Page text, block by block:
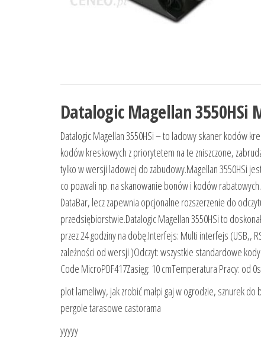
Datalogic Magellan 3550HSi
Datalogic Magellan 3550HSi – to ladowy skaner kodów
kodów kreskowych z priorytetem na te zniszczone,
tylko w wersji ladowej do zabudowy.Magellan 3550HSi
co pozwali np. na skanowanie bonów i kodów
DataBar, lecz zapewnia opcjonalne rozszerzenie do
przedsiębiorstwie.Datalogic Magellan 3550HSi to
przez 24 godziny na dobę.Interfejs: Multi interfejs (USB,,
zależności od wersji )Odczyt: wszystkie standardowe kody
Code MicroPDF417Zasięg: 10 cmTemperatura Pracy: od
plot lameliwy, jak zrobić małpi gaj w ogrodzie, sznurek do
pergole tarasowe castorama
yyyyy